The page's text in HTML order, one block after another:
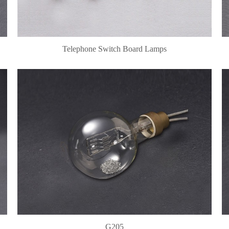
Telephone Switch Board Lamps
G205